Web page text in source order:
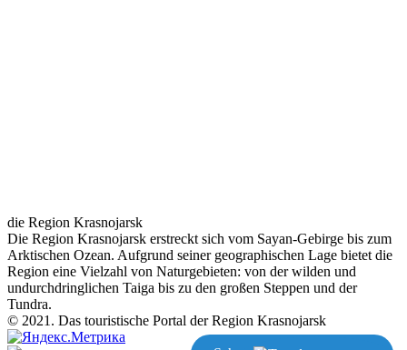
die Region Krasnojarsk
Die Region Krasnojarsk erstreckt sich vom Sayan-Gebirge bis zum
Arktischen Ozean. Aufgrund seiner geographischen Lage bietet die
Region eine Vielzahl von Naturgebieten: von der wilden und
undurchdringlichen Taiga bis zu den großen Steppen und der
Tundra.
© 2021. Das touristische Portal der Region Krasnojarsk